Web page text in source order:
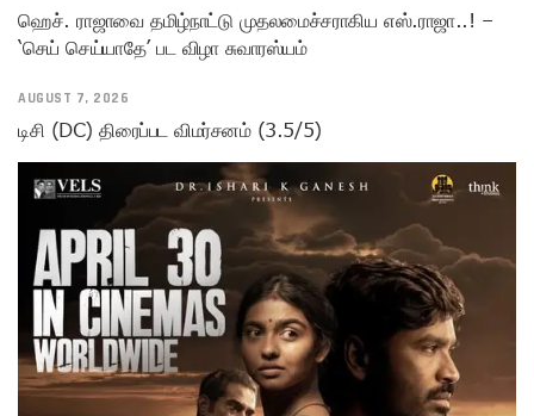
ஹெச். ராஜாவை தமிழ்நாட்டு முதலமைச்சராகிய எஸ்.ராஜா..! –
‘செய் செய்யாதே’ பட விழா சுவாரஸ்யம்
AUGUST 7, 2026
டிசி (DC) திரைப்பட விமர்சனம் (3.5/5)